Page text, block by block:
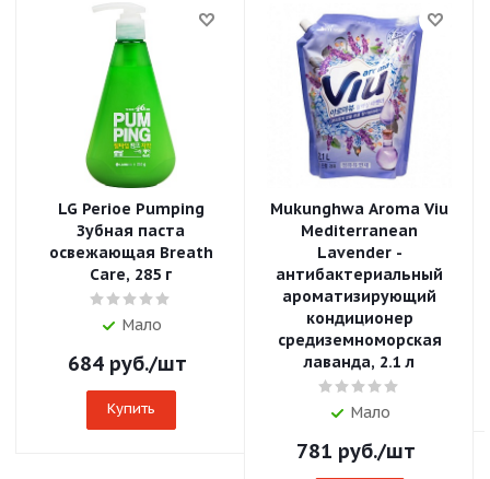
LG Perioe Pumping
Зубная паста
освежающая Breath
Care, 285 г
Мало
684руб./шт
Купить
Mukunghwa Aroma Viu
Mediterranean
Lavender -
антибактериальный
ароматизирующий
кондиционер
средиземноморская
лаванда, 2.1 л
Мало
781 руб./шт